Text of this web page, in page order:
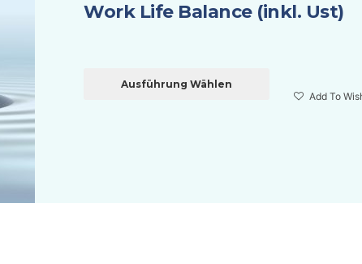
Work Life Balance (inkl. Ust)
Ausführung Wählen
Add To